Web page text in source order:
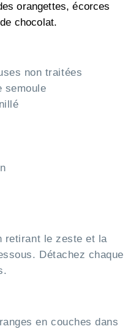
orangettes, écorces
chocolat.
non traitées
semoule
retirant le zeste et la
Détachez chaque
en couches dans